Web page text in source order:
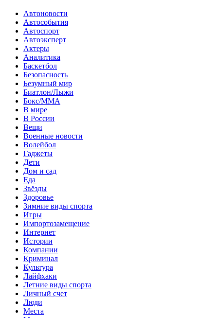
Автоновости
Автособытия
Автоспорт
Автоэксперт
Актеры
Аналитика
Баскетбол
Безопасность
Безумный мир
Биатлон/Лыжи
Бокс/MMA
В мире
В России
Вещи
Военные новости
Волейбол
Гаджеты
Дети
Дом и сад
Еда
Звёзды
Здоровье
Зимние виды спорта
Игры
Импортозамещение
Интернет
Истории
Компании
Криминал
Культура
Лайфхаки
Летние виды спорта
Личный счет
Люди
Места